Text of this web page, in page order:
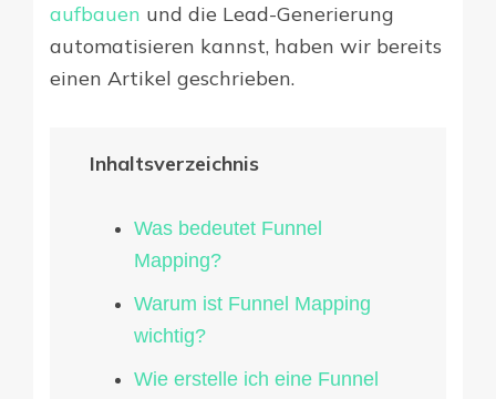
aufbauen und die Lead-Generierung
automatisieren kannst, haben wir bereits
einen Artikel geschrieben.
Inhaltsverzeichnis
Was bedeutet Funnel
Mapping?
Warum ist Funnel Mapping
wichtig?
Wie erstelle ich eine Funnel